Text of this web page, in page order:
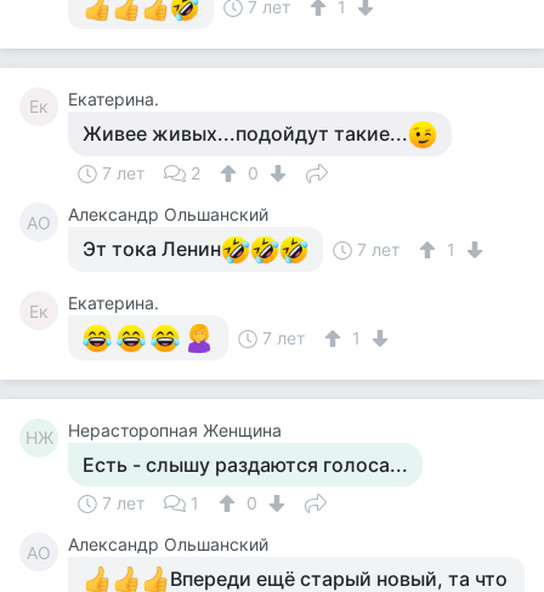
7 лет
1
Ек Екатерина.
Живее живых...подойдут такие...
7 лет 2 0
АО Александр Ольшанский
Эт тока Ленин 7 лет 1
Ек
Екатерина.
7 лет
1
НЖ Нерасторопная Женщина
Есть - слышу раздаются голоса...
7 лет 1 0
АО Александр Ольшанский
Впереди ещё старый новый, та что